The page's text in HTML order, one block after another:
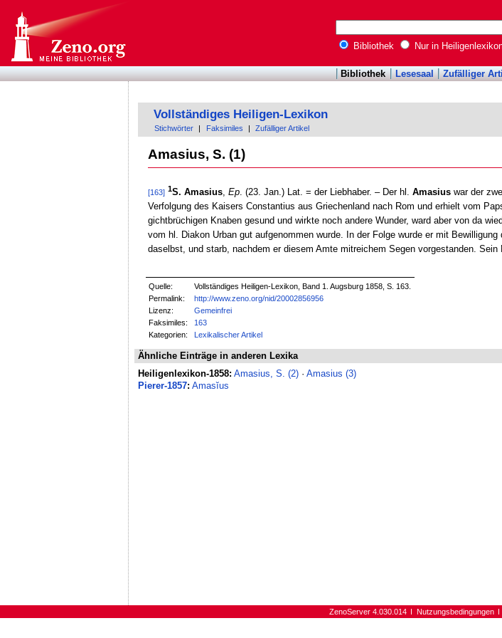
Bibliothek Nur in
Bibliothek Lesesaal Zufälliger
Vollständiges Heiligen-Lexikon
Stichwörter Faksimiles Zufälliger Artikel
Amasius, S. (1)
[163] 1S. Amasius, Ep. (23. Jan.) Lat. = der Liebhaber. – Der hl. Amasiuswar der
Verfolgung des Kaisers Constantius aus Griechenland nach Rom und erhielt vom
gichtbrüchigen Knaben gesund und wirkte noch andere Wunder, ward aber von da
vom hl. Diakon Urban gut aufgenommen wurde. In der Folge wurde er mit
daselbst, und starb, nachdem er diesem Amte mitreichem Segen vorgestanden.
Quelle:
Vollständiges Heiligen-Lexikon, Band 1. Augsburg 1858, S. 163.
Permalink:
http://www.zeno.org/nid/20002856956
Lizenz:
Gemeinfrei
Faksimiles:
163
Kategorien:
Lexikalischer Artikel
Ähnliche Einträge in anderen Lexika
Heiligenlexikon-1858: Amasius, S. (2) ·Amasius (3)
Pierer-1857: Amasĭus
ZenoServer 4.030.014 Nutzungsbedingungen